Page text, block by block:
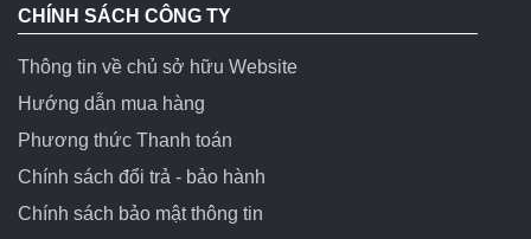
CHÍNH SÁCH CÔNG TY
Thông tin về chủ sở hữu Website
Hướng dẫn mua hàng
Phương thức Thanh toán
Chính sách đổi trả - bảo hành
Chính sách bảo mật thông tin